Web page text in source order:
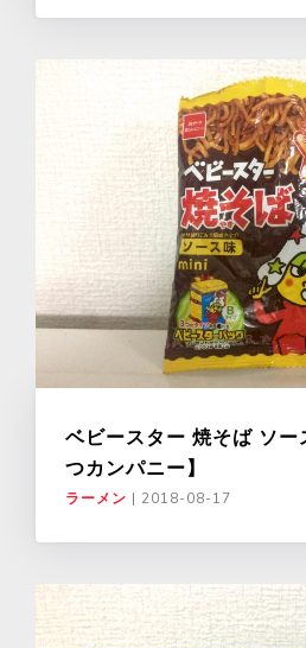
ベビースター 焼そば ソ
つカンパニー】
ラーメン | 2018-08-17